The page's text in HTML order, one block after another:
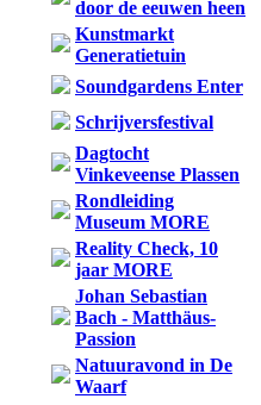
door de eeuwen heen
Kunstmarkt
Generatietuin
Soundgardens Enter
Schrijversfestival
Dagtocht
Vinkeveense Plassen
Rondleiding
Museum MORE
Reality Check, 10
jaar MORE
Johan Sebastian
Bach - Matthäus-
Passion
Natuuravond in De
Waarf